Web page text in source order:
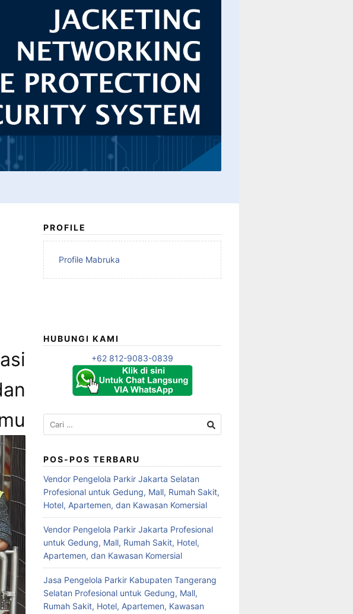
PROFILE
Profile Mabruka
HUBUNGI KAMI
+62 812-9083-0839
Cari
untuk:
POS-POS TERBARU
Vendor Pengelola Parkir Jakarta Selatan
Profesional untuk Gedung, Mall, Rumah Sakit,
Hotel, Apartemen, dan Kawasan Komersial
Vendor Pengelola Parkir Jakarta Profesional
untuk Gedung, Mall, Rumah Sakit, Hotel,
Apartemen, dan Kawasan Komersial
Jasa Pengelola Parkir Kabupaten Tangerang
Selatan Profesional untuk Gedung, Mall,
Rumah Sakit, Hotel, Apartemen, Kawasan